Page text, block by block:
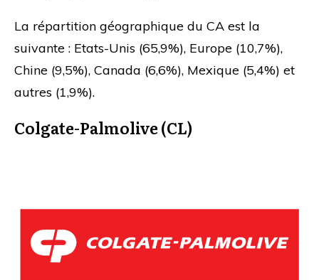
La répartition géographique du CA est la
suivante : Etats-Unis (65,9%), Europe (10,7%),
Chine (9,5%), Canada (6,6%), Mexique (5,4%) et
autres (1,9%).
Colgate-Palmolive (CL)